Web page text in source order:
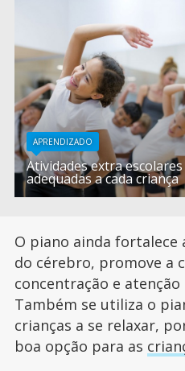
APRENDIZADO
Atividades extra escolares
adequadas a cada criança
O piano ainda fortalece
do cérebro, promove a
concentração e
Também se utiliza o
crianças a se relaxar,
boa opção para as